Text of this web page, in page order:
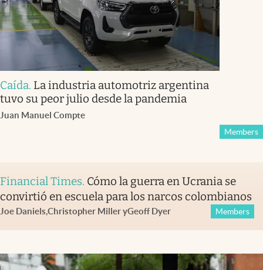
Caída. La industria automotriz argentina
tuvo su peor julio desde la pandemia
Juan Manuel Compte
Members
Financial Times. Cómo la guerra en Ucrania se
convirtió en escuela para los narcos colombianos
Joe Daniels,Christopher MilleryGeoff Dyer Members